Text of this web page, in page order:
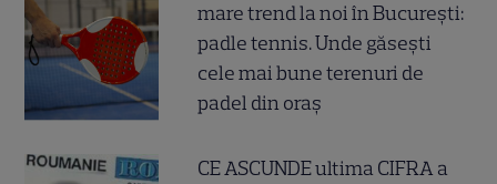
mare trend la noi în București:
padle tennis. Unde găsești
cele mai bune terenuri de
padel din oraș
CE ASCUNDE ultima CIFRA a